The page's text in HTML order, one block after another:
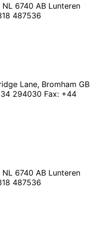
6740 AB Lunteren
487536
Lane, Bromham GB
294030 Fax: +44
6740 AB Lunteren
487536